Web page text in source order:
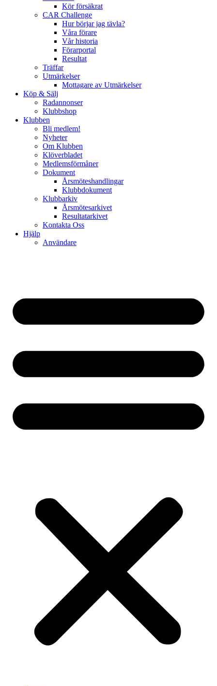
Kör försäkrat
CAR Challenge
Hur börjar jag tävla?
Våra förare
Vår historia
Förarportal
Resultat
Träffar
Utmärkelser
Mottagare av Utmärkelser
Köp & Sälj
Radannonser
Klubbshop
Klubben
Bli medlem!
Nyheter
Om Klubben
Klöverbladet
Medlemsförmåner
Dokument
Årsmöteshandlingar
Klubbdokument
Klubbarkiv
Årsmötesarkivet
Resultatarkivet
Kontakta Oss
Hjälp
Användare